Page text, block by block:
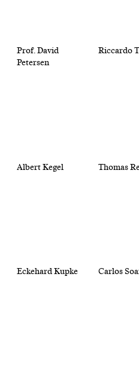
Prof. David
Petersen
Riccardo
Albert Kegel Thomas
Eckehard Kupke Carlos